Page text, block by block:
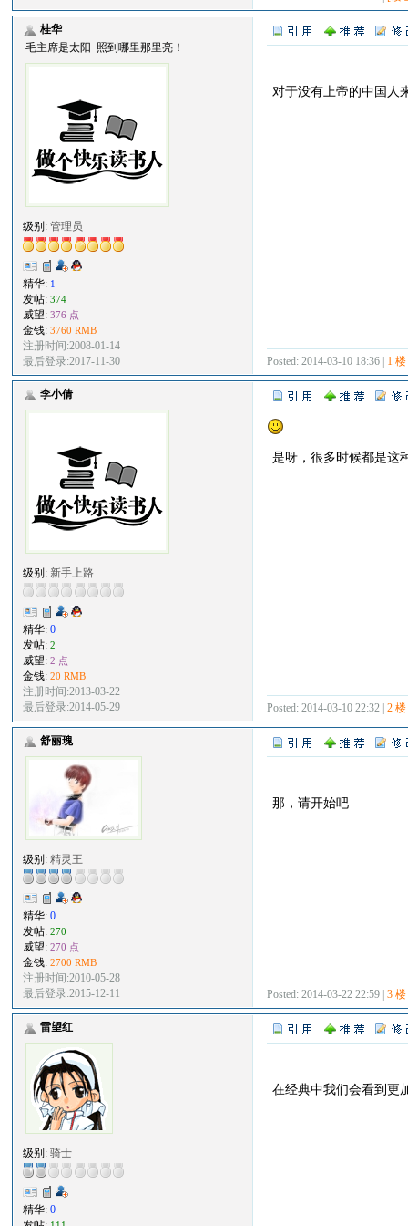
桂华
毛主席是太阳 照到哪里那里亮！
级别:管理员
精华: 1
发帖:374
威望:376 点
金钱:3760 RMB
注册时间:2008-01-14
最后登录:2017-11-30
对于没有上帝的中国人
Posted: 2014-03-10 18:36 | 1 楼
李小倩
级别: 新手上路
精华:0
发帖:2
威望:2 点
金钱:20 RMB
注册时间:2013-03-22
最后登录:2014-05-29
是呀，很多时候都是这
Posted: 2014-03-10 22:32 |2 楼
舒丽瑰
级别:精灵王
精华:0
发帖:270
威望:270 点
金钱:2700 RMB
注册时间:2010-05-28
最后登录:2015-12-11
那，请开始吧
Posted: 2014-03-22 22:59 |3 楼
雷望红
级别:骑士
精华:0
在经典中我们会看到更